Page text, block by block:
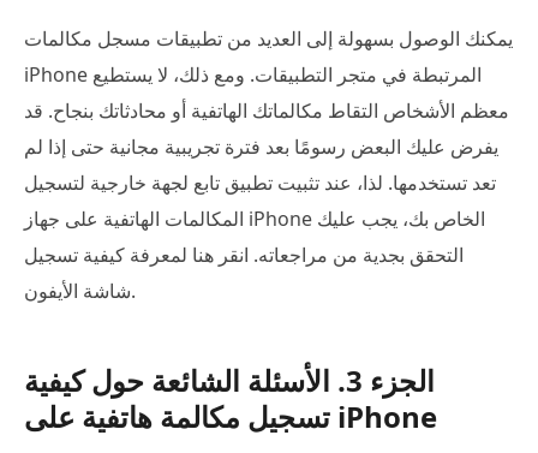
يمكنك الوصول بسهولة إلى العديد من تطبيقات مسجل مكالمات
iPhone المرتبطة في متجر التطبيقات. ومع ذلك، لا يستطيع
معظم الأشخاص التقاط مكالماتك الهاتفية أو محادثاتك بنجاح. قد
يفرض عليك البعض رسومًا بعد فترة تجريبية مجانية حتى إذا لم
تعد تستخدمها. لذا، عند تثبيت تطبيق تابع لجهة خارجية لتسجيل
المكالمات الهاتفية على جهاز iPhone الخاص بك، يجب عليك
التحقق بجدية من مراجعاته. انقر هنا لمعرفة كيفية تسجيل
شاشة الأيفون.
الجزء 3. الأسئلة الشائعة حول كيفية
تسجيل مكالمة هاتفية على iPhone